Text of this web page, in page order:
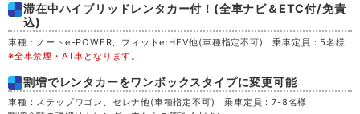
火 18
水 19
木 20
滞在中ハイブリッドレンタカー付！(全車ナビ＆ETC付/免責
込)
車種：ノートe-POWER、フィットe:HEV他(車種指定不可) 乗車定員：5名様
※全車禁煙・AT車となります。
割増でレンタカーをワンボックスタイプに変更可能
車種：ステップワゴン、セレナ他(車種指定不可) 乗車定員：7-8名様